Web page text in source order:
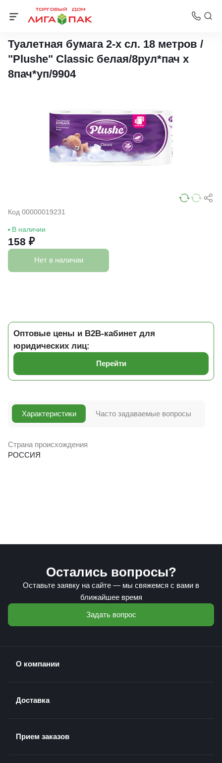
Бумага туалетная 2-слойная
Туалетная бумага 2-х сл. 18 метров /
"Plushe" Classic белая/8рул*пач х
8пач*уп/9904
Код 00000019231
В наличии
158 ₽
Нет в наличии
Оптовые цены и B2B-кабинет для
юридических лиц:
Перейти
Характеристики
Страна происхождения
РОССИЯ
Часто задаваемые вопросы
Остались вопросы?
Оставьте заявку на сайте — мы свяжемся с вами в
ближайшее время
Задать вопрос
О компании
Доставка
Прием заказов